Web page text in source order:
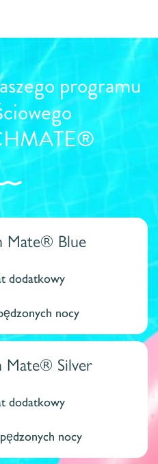
programu
Mate® Blue
dodatkowy
nocy
Mate® Silver
dodatkowy
nocy